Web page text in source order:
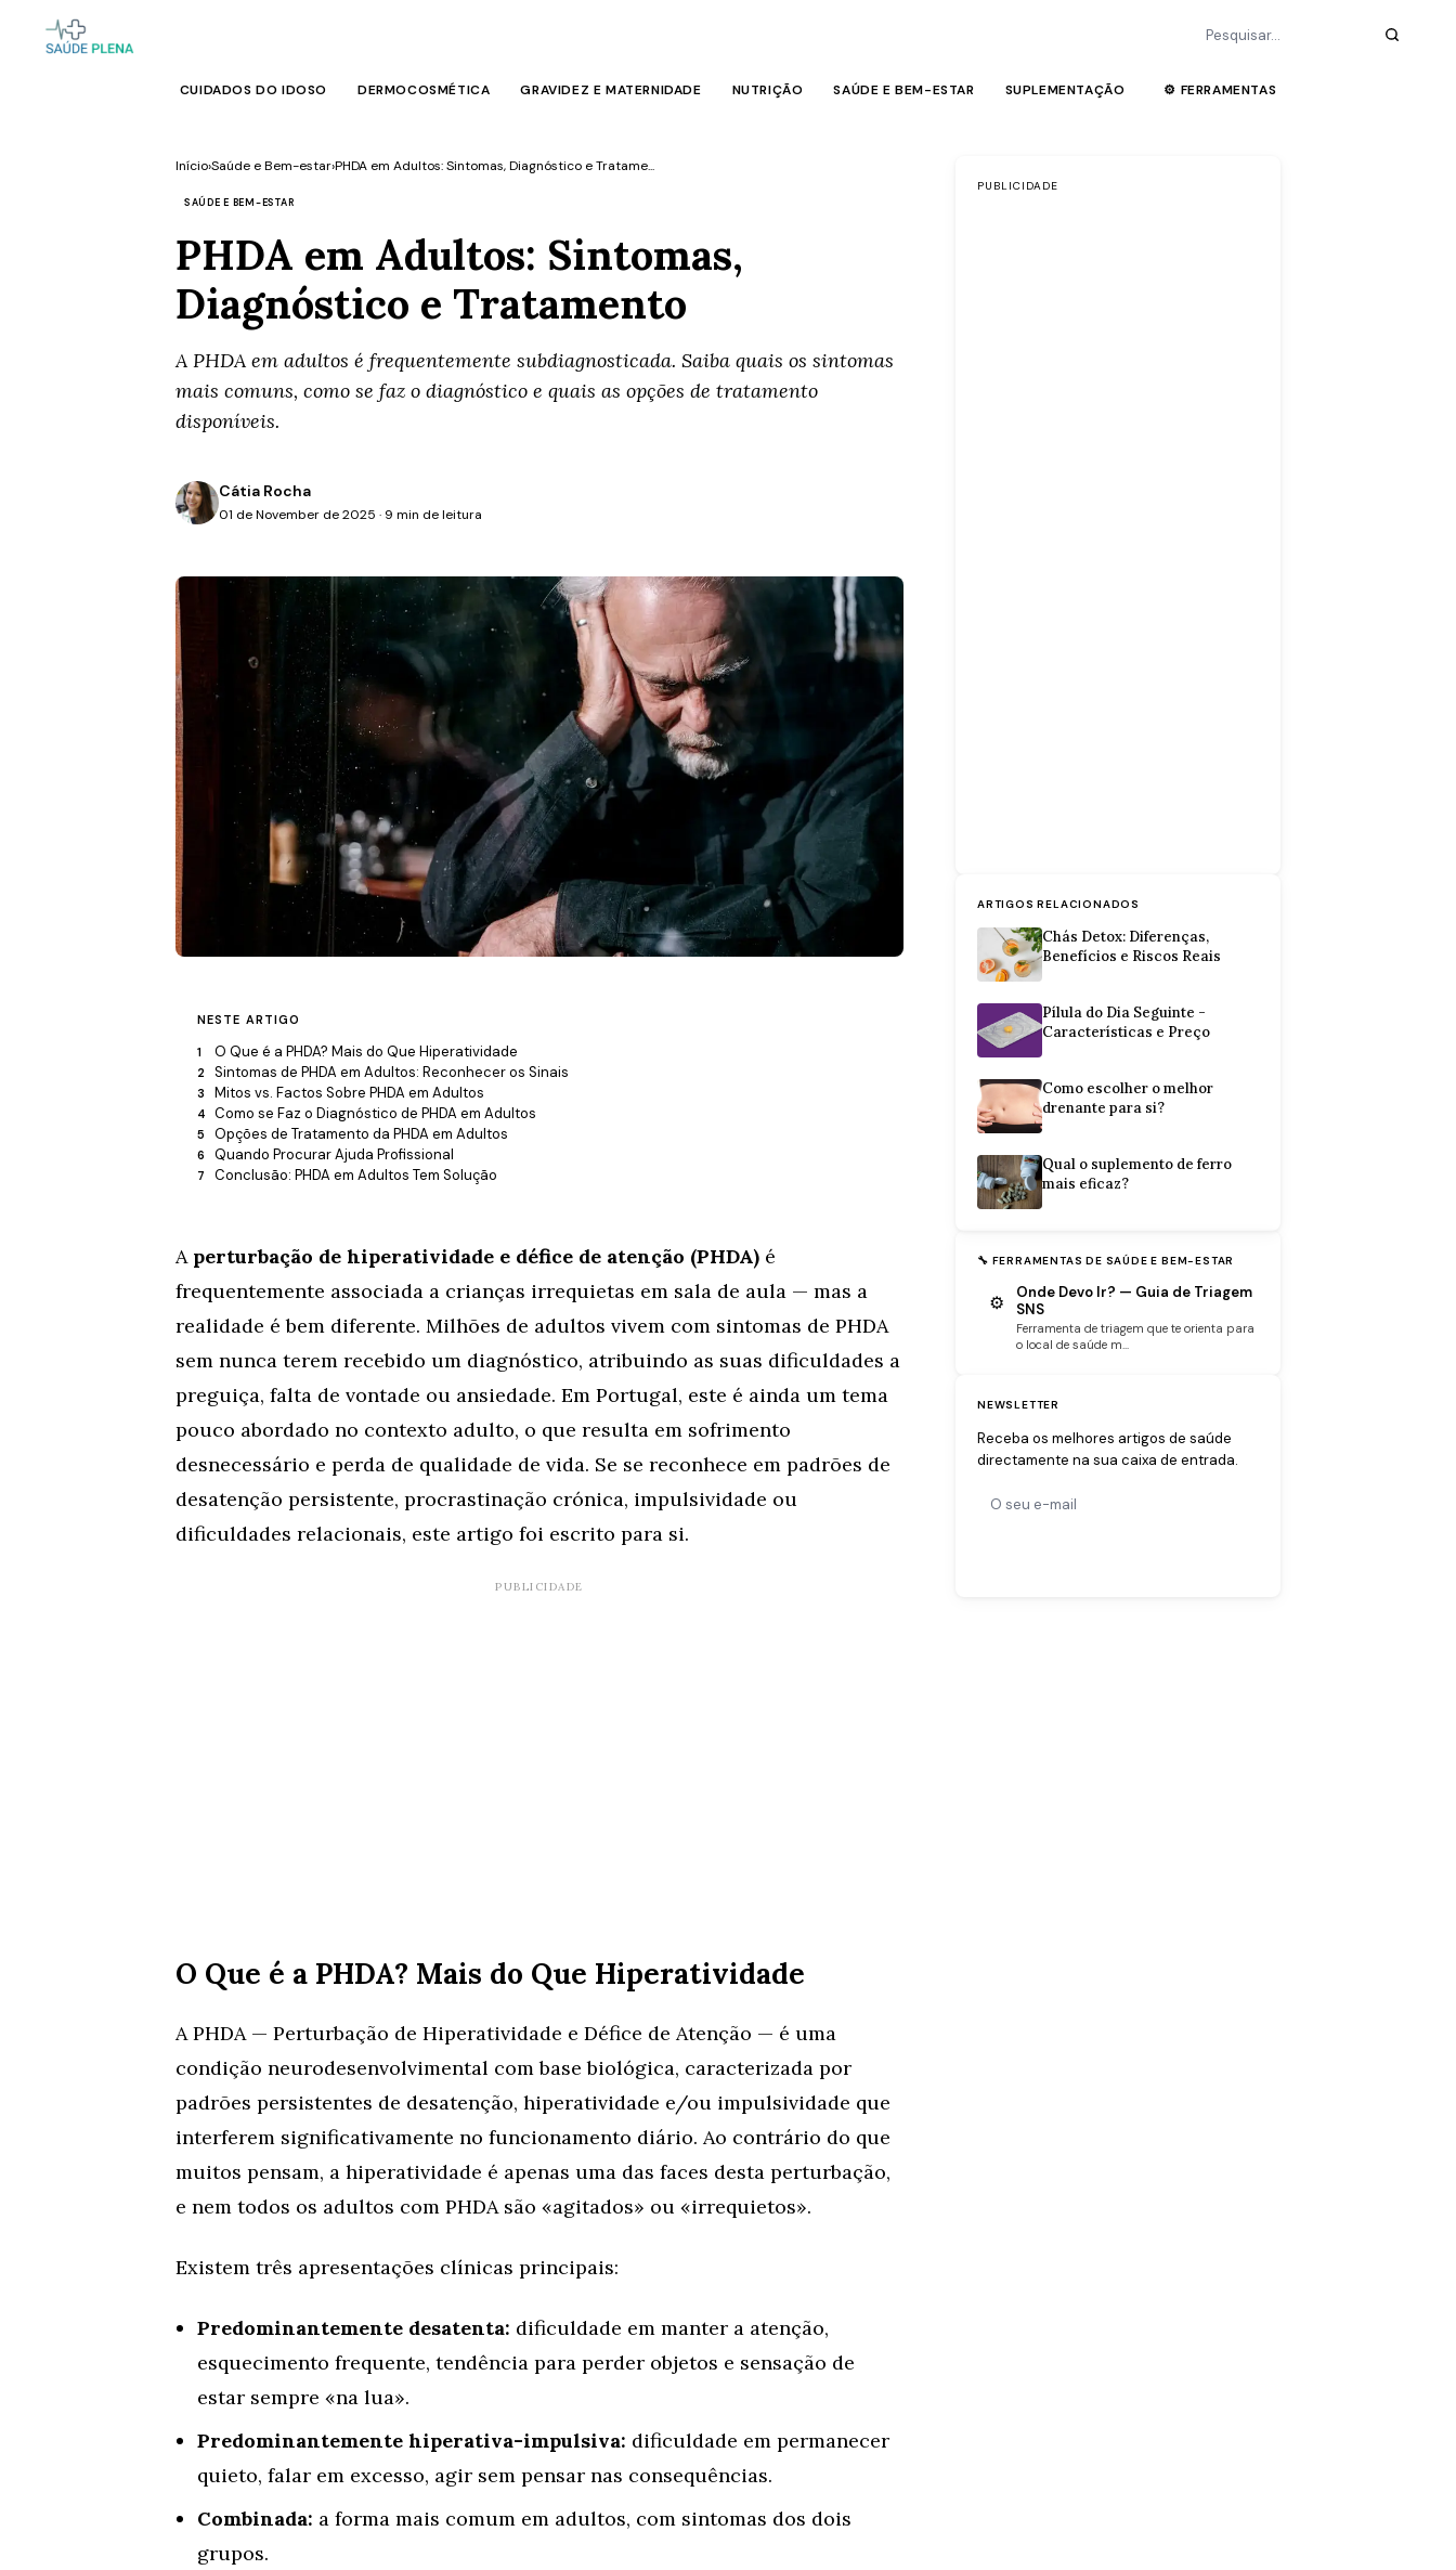
CUIDADOS DO IDOSO DERMOCOSMÉTICA GRAVIDEZ E MATERNIDADE NUTRIÇÃO SAÚDE E BEM-ESTAR SUPLEMENTAÇÃO ⚙ FERRAMENTAS
Início›Saúde e Bem-estar›PHDA em Adultos: Sintomas, Diagnóstico e Tratame...
SAÚDE E BEM-ESTAR
PHDA em Adultos: Sintomas,
Diagnóstico e Tratamento
A PHDA em adultos é frequentemente subdiagnosticada. Saiba quais os sintomas
mais comuns, como se faz o diagnóstico e quais as opções de tratamento
disponíveis.
Cátia Rocha
01 de November de 2025 · 9 min de leitura
NESTE ARTIGO
O Que é a PHDA? Mais do Que Hiperatividade
Sintomas de PHDA em Adultos: Reconhecer os Sinais
Mitos vs. Factos Sobre PHDA em Adultos
Como se Faz o Diagnóstico de PHDA em Adultos
Opções de Tratamento da PHDA em Adultos
Quando Procurar Ajuda Profissional
Conclusão: PHDA em Adultos Tem Solução
A perturbação de hiperatividade e défice de atenção (PHDA) é
frequentemente associada a crianças irrequietas em sala de aula — mas a
realidade é bem diferente. Milhões de adultos vivem com sintomas de PHDA
sem nunca terem recebido um diagnóstico, atribuindo as suas dificuldades a
preguiça, falta de vontade ou ansiedade. Em Portugal, este é ainda um tema
pouco abordado no contexto adulto, o que resulta em sofrimento
desnecessário e perda de qualidade de vida. Se se reconhece em padrões de
desatenção persistente, procrastinação crónica, impulsividade ou
dificuldades relacionais, este artigo foi escrito para si.
PUBLICIDADE
O Que é a PHDA? Mais do Que Hiperatividade
A PHDA — Perturbação de Hiperatividade e Défice de Atenção — é uma
condição neurodesenvolvimental com base biológica, caracterizada por
padrões persistentes de desatenção, hiperatividade e/ou impulsividade que
interferem significativamente no funcionamento diário. Ao contrário do que
muitos pensam, a hiperatividade é apenas uma das faces desta perturbação,
e nem todos os adultos com PHDA são «agitados» ou «irrequietos».
Existem três apresentações clínicas principais:
Predominantemente desatenta: dificuldade em manter a atenção,
esquecimento frequente, tendência para perder objetos e sensação de
estar sempre «na lua».
Predominantemente hiperativa-impulsiva: dificuldade em permanecer
quieto, falar em excesso, agir sem pensar nas consequências.
Combinada: a forma mais comum em adultos, com sintomas dos dois
grupos.
PUBLICIDADE
ARTIGOS RELACIONADOS
Chás Detox: Diferenças,
Benefícios e Riscos Reais
Pílula do Dia Seguinte -
Características e Preço
Como escolher o melhor
drenante para si?
Qual o suplemento de ferro
mais eficaz?
🔧 FERRAMENTAS DE SAÚDE E BEM-ESTAR
⚙
Onde Devo Ir? — Guia de Triagem
SNS
Ferramenta de triagem que te orienta para
o local de saúde m...
NEWSLETTER
Receba os melhores artigos de saúde
directamente na sua caixa de entrada.